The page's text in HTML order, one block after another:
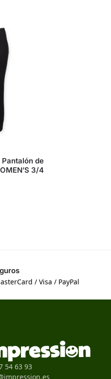
Pantalón de
3/4
/ Visa / PayPal
54 63 93